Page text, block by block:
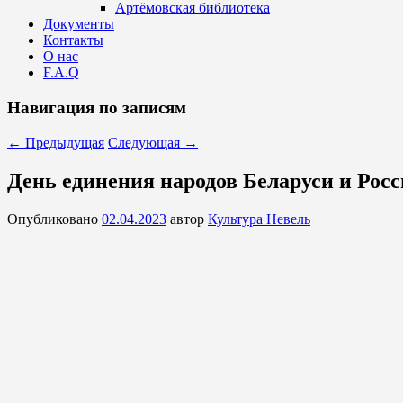
Артёмовская библиотека
Документы
Контакты
О нас
F.A.Q
Навигация по записям
← Предыдущая Следующая →
День единения народов Беларуси и
Опубликовано 02.04.2023 автор Культура Невель